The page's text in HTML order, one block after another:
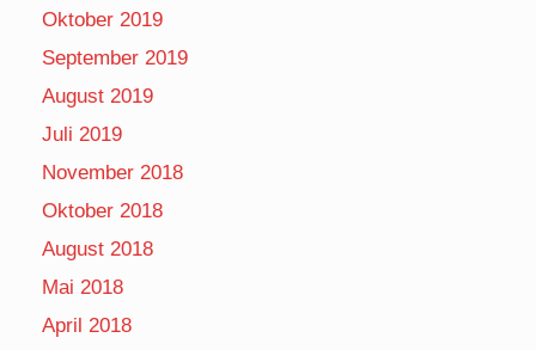
Oktober 2019
September 2019
August 2019
Juli 2019
November 2018
Oktober 2018
August 2018
Mai 2018
April 2018